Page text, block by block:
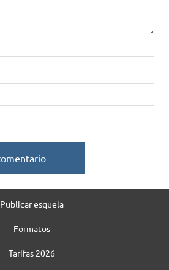
Publicar esquela
Formatos
Tarifas 2026